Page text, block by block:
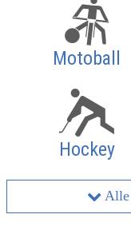
Motoball
Hockey
Alle